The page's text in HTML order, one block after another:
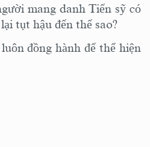
mang danh Tiến sỹ có
tụt hậu đến thế sao?
đồng hành để thể hiện